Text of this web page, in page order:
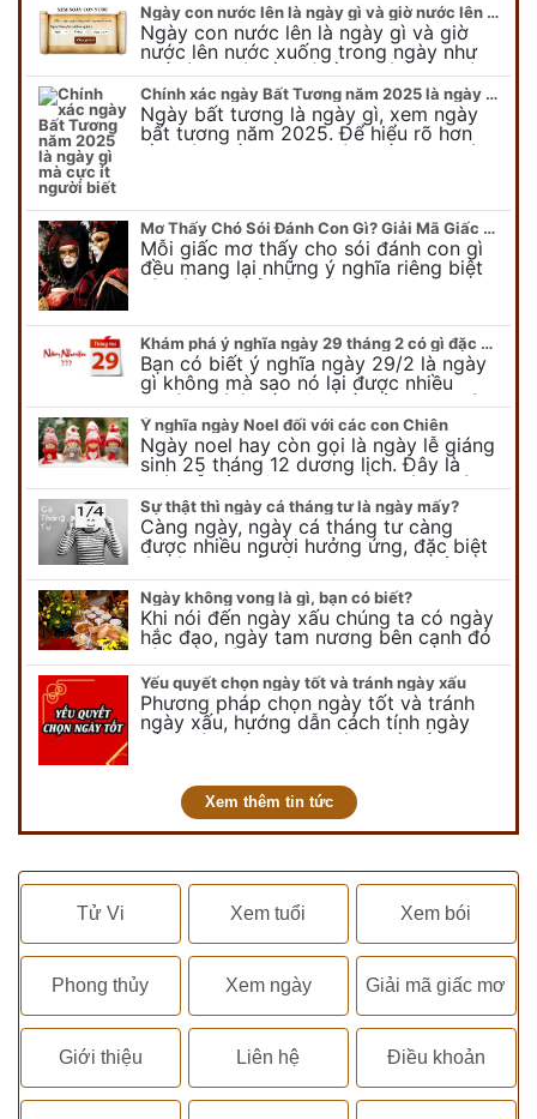
trong ngày này, tất cả mọi…
Ngày con nước lên là ngày gì và giờ nước lên nước xuống trong ngày?
Ngày con nước lên là ngày gì và giờ
nước lên nước xuống trong ngày như
thế nào? Có điều gì cần chú ý về ngày
con nước lên? Đừng…
Chính xác ngày Bất Tương năm 2025 là ngày gì mà cực ít người biết
Ngày bất tương là ngày gì, xem ngày
bất tương năm 2025. Để hiểu rõ hơn
về ngày bất tương, ngày bất tương là
Mơ Thấy Chó Sói Đánh Con Gì? Giải Mã Giấc Mơ Bí Ẩn
Mỗi giấc mơ thấy cho sói đánh con gì
đều mang lại những ý nghĩa riêng biệt
và có thể phản ánh tâm trạng, suy nghĩ
Khám phá ý nghĩa ngày 29 tháng 2 có gì đặc biệt?
Bạn có biết ý nghĩa ngày 29/2 là ngày
gì không mà sao nó lại được nhiều
người chú ý đến vậy. Tất cả mọi người
đều cho rằng đây…
Ý nghĩa ngày Noel đối với các con Chiên
Ngày noel hay còn gọi là ngày lễ giáng
sinh 25 tháng 12 dương lịch. Đây là
ngày lễ của bên thiên chúa giáo, ngày
lễ thiên chúa giáng sinh,…
Sự thật thì ngày cá tháng tư là ngày mấy?
Càng ngày, ngày cá tháng tư càng
được nhiều người hưởng ứng, đặc biệt
là các bạn trẻ bởi họ sẽ nghĩ ra đủ trò
vui chơi, tinh nghịch, hài…
Ngày không vong là gì, bạn có biết?
Khi nói đến ngày xấu chúng ta có ngày
hắc đạo, ngày tam nương bên cạnh đó
còn có ngày không vong. Tuy nhiên khi
nói đến ngày không vong…
Yếu quyết chọn ngày tốt và tránh ngày xấu
Phương pháp chọn ngày tốt và tránh
ngày xấu, hướng dẫn cách tính ngày
tốt, ngày xấu trong tháng để tiến hành
Xem thêm tin tức
Tử Vi Xem tuổi Xem bói
Phong thủy Xem ngày Giải mã giấc mơ
Giới thiệu Liên hệ Điều khoản